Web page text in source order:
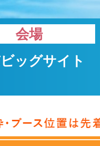
会場
ッグサイト